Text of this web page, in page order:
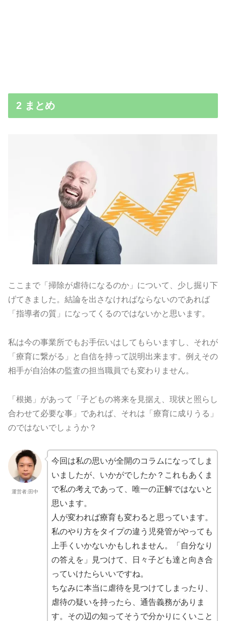
2 まとめ
ここまで「掃除が虐待になるのか」について、 少し掘り下
げてきました。 結論を出さなければならないのであれば
「指導者の質」 になってくるのではないかと思います。
私は今の事業所でもお手伝いはしてもらいますし、それが
「 療育に繋がる」と自信を持って説明出来ます。 例えその
相手が自治体の監査の担当職員でも変わりません。
「根拠」があって「子どもの将来を見据え、 現状と照らし
合わせて必要な事」であれば、それは「 療育に成りうる」
のではないでしょうか？
運営者:田中
今回は私の思いが全開のコラムになってしま
いましたが、 いかがでしたか？これもあくま
で私の考えであって、 唯一の正解ではないと
思います。
人が変われば療育も変わると思っています。
私のやり方をタイプの違う児発管がやっても
上手くいかないかもしれません。「自分なり
の答えを」見つけて、
日々子ども達と向き合
っていけたらいいですね。
ちなみに本当に虐待を見つけてしまったり、
虐待の疑いを持ったら、通告義務がありま
す。その辺の知ってそうで分かりにくいこと